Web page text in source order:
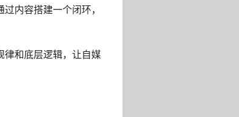
内容搭建一个闭环，
律和底层逻辑，让自媒